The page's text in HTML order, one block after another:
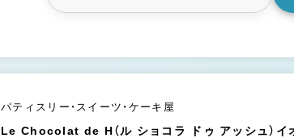
パティスリー・スイーツ・ケーキ屋
Le Chocolat de H（ル ショコラ ドゥ アッシュ）イ